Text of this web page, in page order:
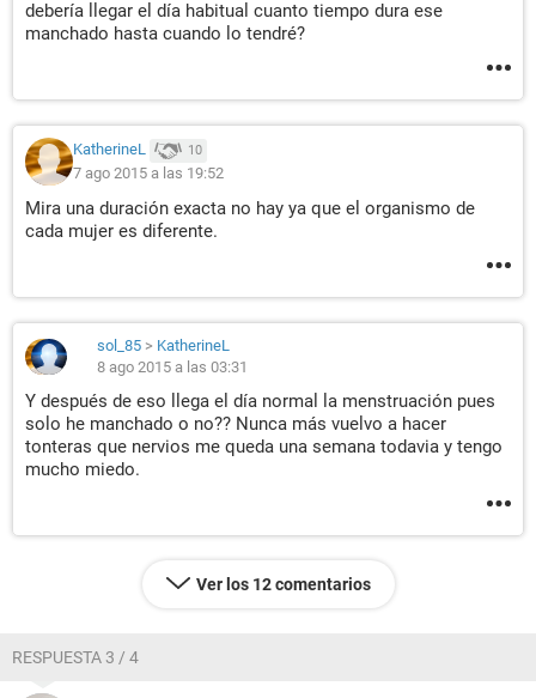
debería llegar el día habitual cuanto tiempo dura ese
manchado hasta cuando lo tendré?
KatherineL 10
7 ago 2015 a las 19:52
Mira una duración exacta no hay ya que el organismo de
cada mujer es diferente.
sol_85 > KatherineL
8 ago 2015 a las 03:31
Y después de eso llega el día normal la menstruación pues
solo he manchado o no?? Nunca más vuelvo a hacer
tonteras que nervios me queda una semana todavia y tengo
mucho miedo.
Ver los 12 comentarios
RESPUESTA 3 / 4